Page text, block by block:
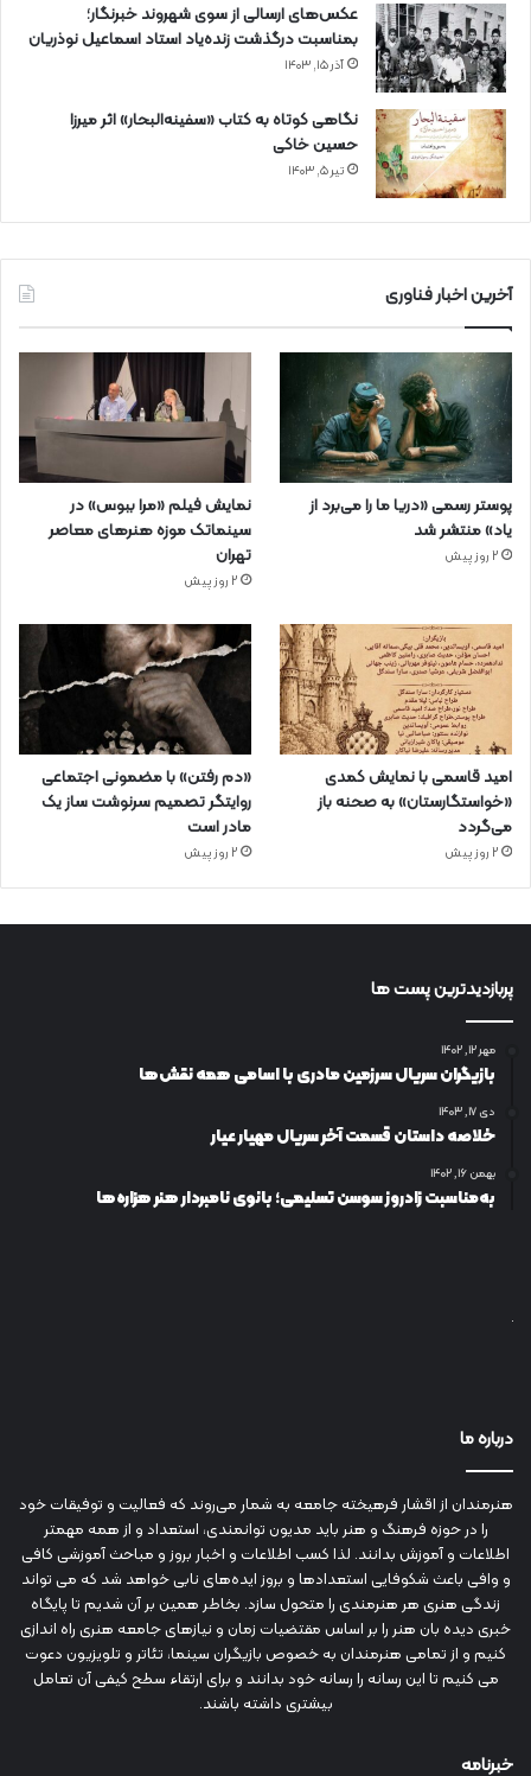
عکس‌های ارسالی از سوی شهروند خبرنگار؛
بمناسبت درگذشت زنده‌یاد استاد اسماعیل نوذریان
آذر ۱۵, ۱۴۰۳
نگاهی کوتاه به کتاب «سفینه‌البحار» اثر میرزا
حسین خاکی
تیر ۵, ۱۴۰۳
آخرین اخبار فناوری
پوستر رسمی «دریا ما را می‌برد از
یاد» منتشر شد
2 روز پیش
نمایش فیلم «مرا ببوس» در
سینماتک موزه هنرهای معاصر
تهران
2 روز پیش
امید قاسمی با نمایش کمدی
«خواستگارستان» به صحنه باز
می‌گردد
2 روز پیش
«دم رفتن» با مضمونی اجتماعی
روایتگر تصمیم سرنوشت ساز یک
مادر است
2 روز پیش
پربازدیدترین پست ها
مهر ۱۲, ۱۴۰۲
بازیگران سریال سرزمین مادری با اسامی همه نقش‌ها
دی ۱۷, ۱۴۰۳
خلاصه داستان قسمت آخر سریال مهیار عیار
بهمن ۱۶, ۱۴۰۲
به‌مناسبت زادروز سوسن تسلیمی؛ بانوی نامبردار هنر هزاره‌ها
درباره ما
هنرمندان از اقشار فرهیخته جامعه به شمار می‌روند که فعالیت و توفیقات خود
را در حوزه فرهنگ و هنر باید مدیون توانمندی، استعداد و از همه مهمتر
اطلاعات و آموزش بدانند. لذا کسب اطلاعات و اخبار بروز و مباحث آموزشی کافی
و وافی باعث شکوفایی استعدادها و بروز ایده‌های نابی خواهد شد که می تواند
زندگی هنری هر هنرمندی را متحول سازد. بخاطر همین بر آن شدیم تا پایگاه
خبری دیده بان هنر را بر اساس مقتضیات زمان و نیازهای جامعه هنری راه اندازی
کنیم و از تمامی هنرمندان به خصوص بازیگران سینما، تئاتر و تلویزیون دعوت
می کنیم تا این رسانه را رسانه خود بدانند و برای ارتقاء سطح کیفی آن تعامل
بیشتری داشته باشند.
خبرنامه